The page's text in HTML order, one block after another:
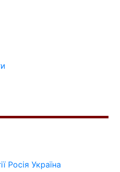
Росія Україна